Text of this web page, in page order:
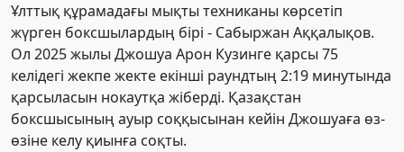
Ұлттық құрамадағы мықты техниканы көрсетіп
жүрген боксшылардың бірі - Сабыржан Аққалықов.
Ол 2025 жылы Джошуа Арон Кузинге қарсы 75
келідегі жекпе жекте екінші раундтың 2:19 минутында
қарсыласын нокаутқа жіберді. Қазақстан
боксшысының ауыр соққысынан кейін Джошуаға өз-
өзіне келу қиынға соқты.